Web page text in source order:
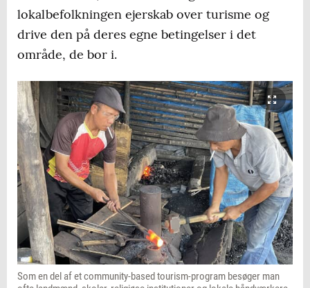
lokalbefolkningen ejerskab over turisme og
drive den på deres egne betingelser i det
område, de bor i.
Som en del af et community-based tourism-program besøger man